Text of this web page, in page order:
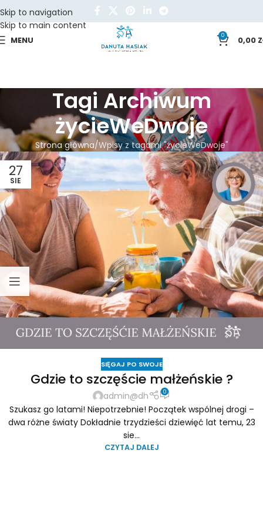
Skip to navigation
Skip to main content
MENU 0 0,00
Tagi Archiwum
życieWeDwoje
Strona główna Wpisy z tagami "życieWeDwoje"
27
SIE
SIĘGAJ PO SWOJE
Gdzie to szczęście małżeńskie ?
admin@dh 0
Szukasz go latami! Niepotrzebnie! Początek wspólnej drogi –
dwa różne światy Dokładnie trzydzieści dziewięć lat temu, 23
sie...
CZYTAJ DALEJ